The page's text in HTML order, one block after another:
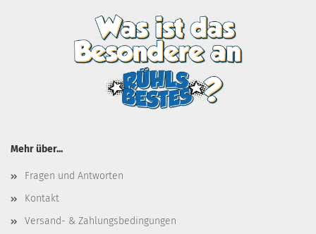
Mehr über...
Fragen und Antworten
Kontakt
Versand- & Zahlungsbedingungen